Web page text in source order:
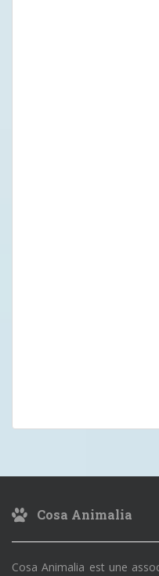
Cosa Animalia
Cosa Animalia est une